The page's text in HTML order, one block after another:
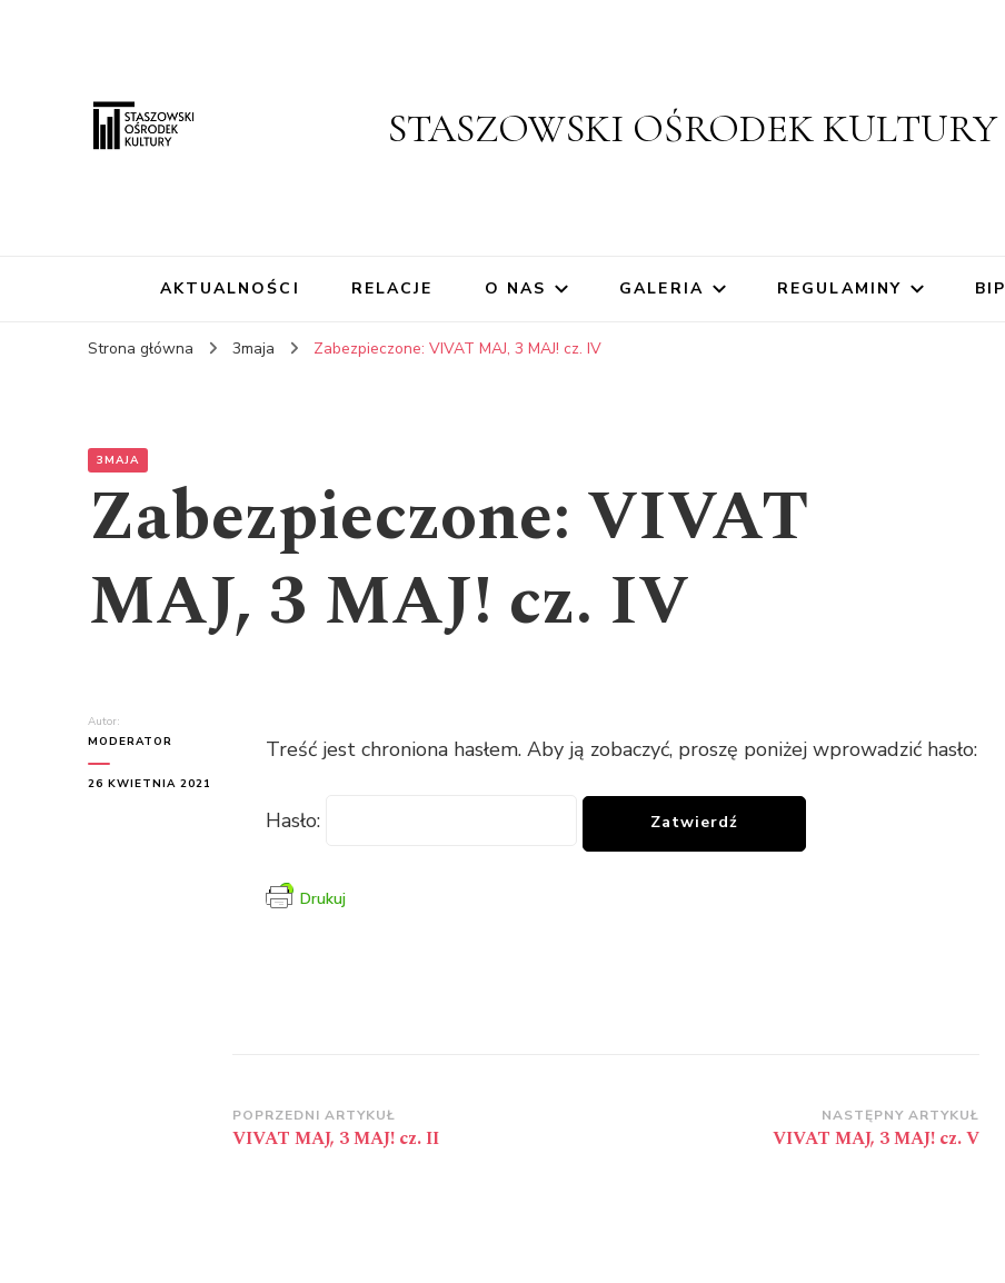
STASZOWSKI OŚRODEK KULTURY
AKTUALNOŚCI RELACJE O NAS GALERIA REGULAMINY BIP
Strona główna 3maja Zabezpieczone: VIVAT MAJ, 3 MAJ! cz. IV
3MAJA
Zabezpieczone: VIVAT
MAJ, 3 MAJ! cz. IV
Autor:
MODERATOR
26 KWIETNIA 2021
Treść jest chroniona hasłem. Aby ją zobaczyć, proszę poniżej wprowadzić hasło:
Hasło:
Drukuj
Zobacz
wpisy
POPRZEDNI ARTYKUŁ
VIVAT MAJ, 3 MAJ! cz. II
NASTĘPNY ARTYKUŁ
VIVAT MAJ, 3 MAJ! cz. V